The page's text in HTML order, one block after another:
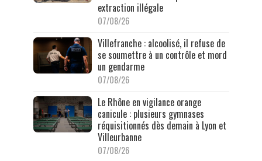
extraction illégale
07/08/26
Villefranche : alcoolisé, il refuse de
se soumettre à un contrôle et mord
un gendarme
07/08/26
Le Rhône en vigilance orange
canicule : plusieurs gymnases
réquisitionnés dès demain à Lyon et
Villeurbanne
07/08/26